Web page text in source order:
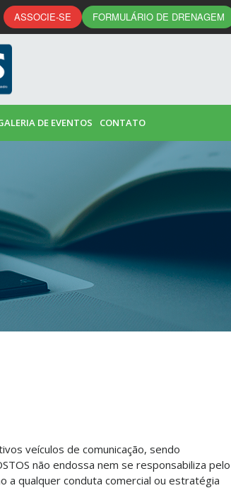
ASSOCIE-SE FORMULÁRIO DE DRENAGEM
DE EVENTOS CONTATO
veículos de comunicação, sendo
não endossa nem se responsabiliza pelo
a qualquer conduta comercial ou estratégia